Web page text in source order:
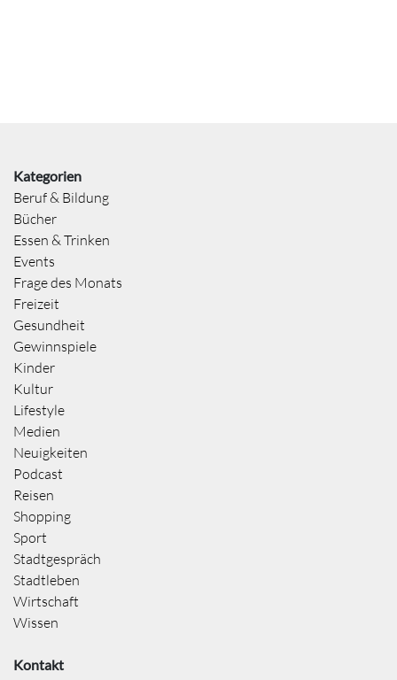
Kategorien
Beruf & Bildung
Bücher
Essen & Trinken
Events
Frage des Monats
Freizeit
Gesundheit
Gewinnspiele
Kinder
Kultur
Lifestyle
Medien
Neuigkeiten
Podcast
Reisen
Shopping
Sport
Stadtgespräch
Stadtleben
Wirtschaft
Wissen
Kontakt